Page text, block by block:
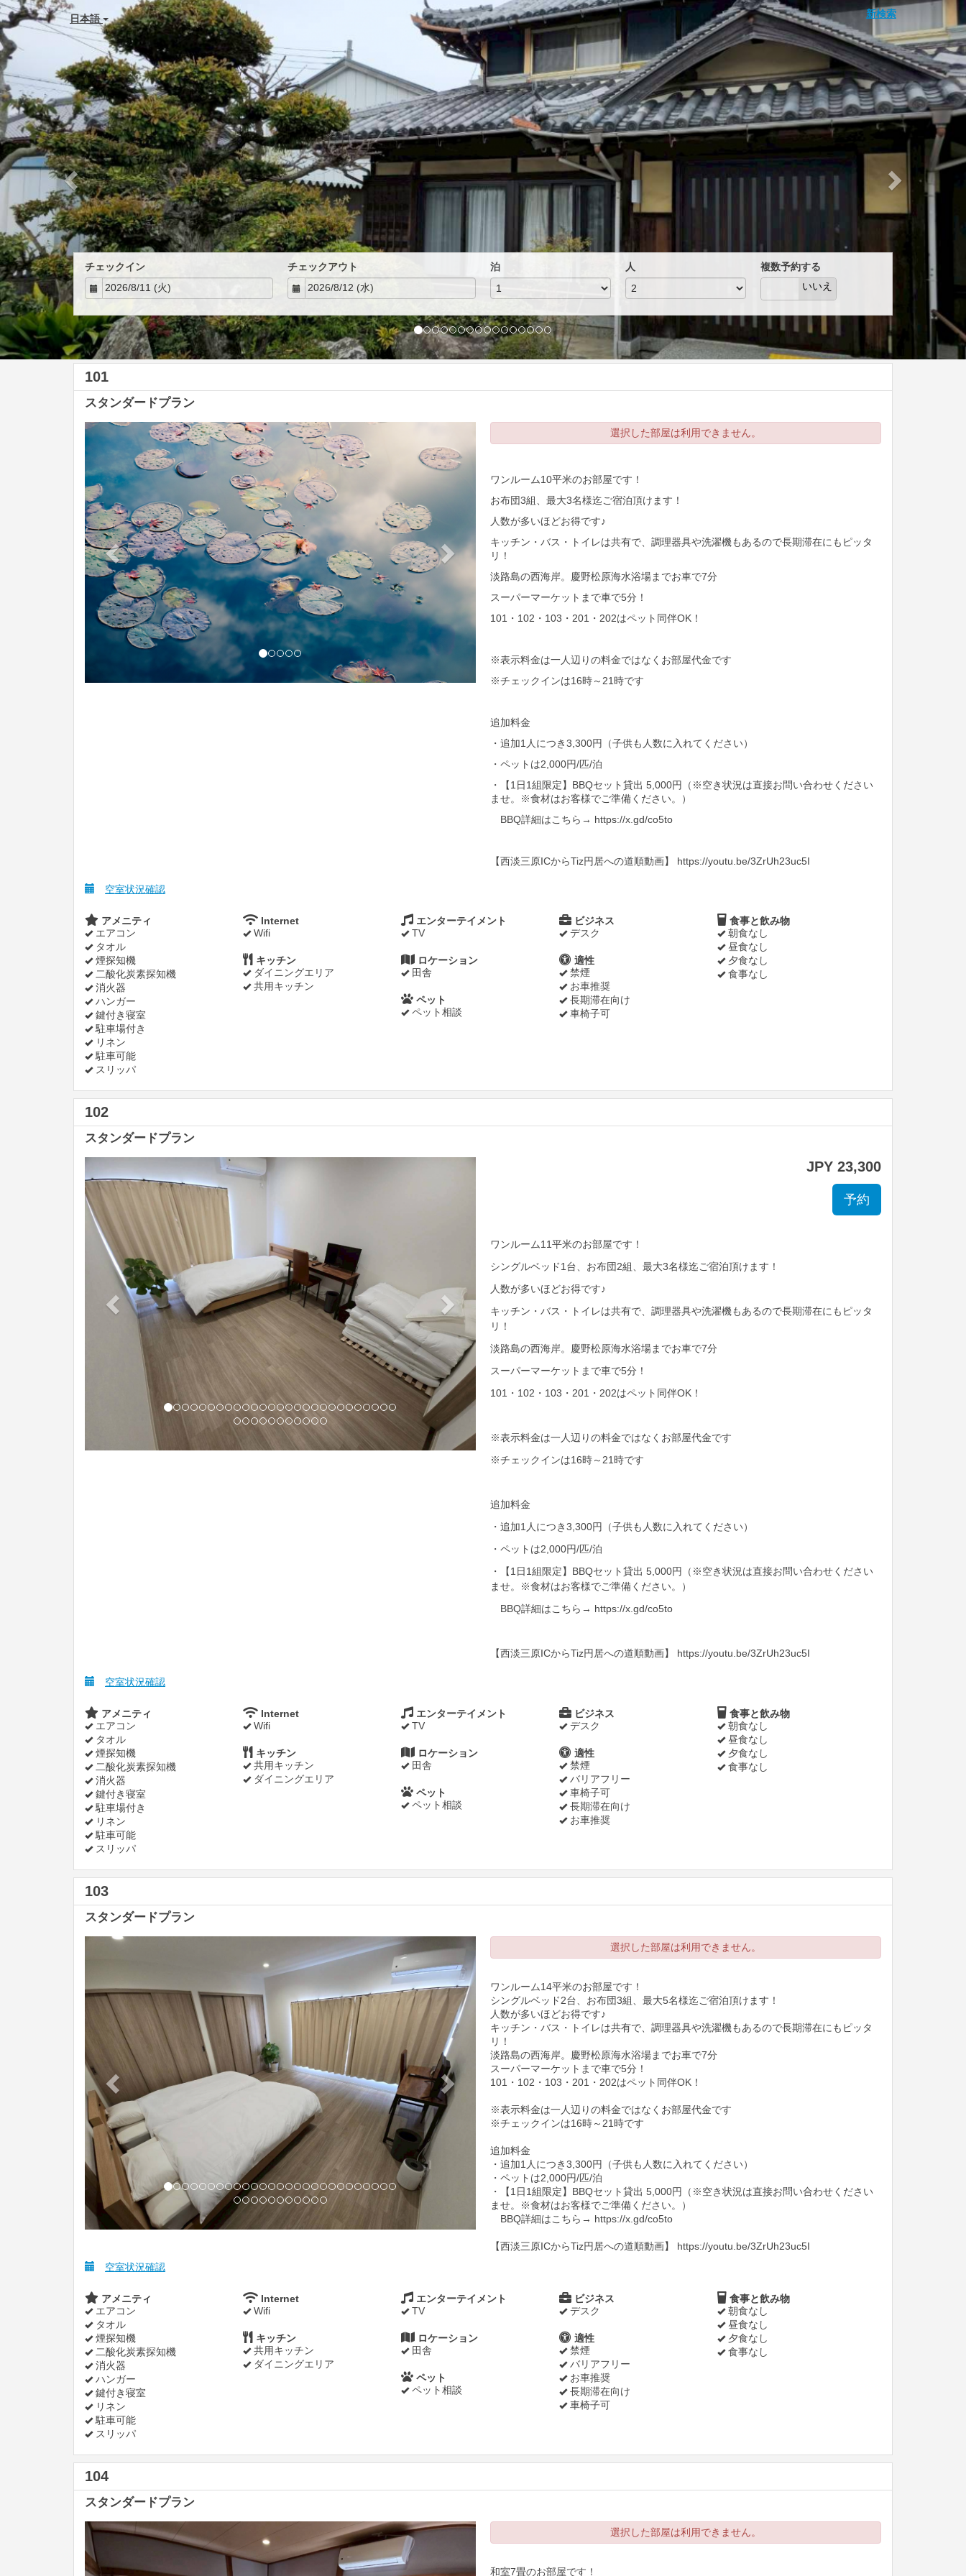
日本語 新検索
Previous Next
チェックイン チェックアウト 泊 人
複数予約する
はい
いいえ
101
スタンダードプラン
Previous 選択した部屋は利用できません。
ワンルーム10平米のお部屋です！
お布団3組、最大3名様迄ご宿泊頂けます！
人数が多いほどお得です♪
キッチン・バス・トイレは共有で、調理器具や洗濯機もあるので長期滞在にもピッタ
リ！
淡路島の西海岸。慶野松原海水浴場までお車で7分
スーパーマーケットまで車で5分！
101・102・103・201・202はペット同伴OK！
※表示料金は一人辺りの料金ではなくお部屋代金です
※チェックインは16時～21時です
追加料金
・追加1人につき3,300円
（子供も人数に入れてください）
・ペットは2,000円/匹/泊
・【1日1組限定】BBQセット貸出 5,000円（※空き状況は直接お問い合わせください
ませ。※食材はお客様でご準備ください。）
BBQ詳細はこちら→ https://x.gd/co5to
【西淡三原ICからTiz円居への道順動画】 https://youtu.be/3ZrUh23uc5I
空室状況確認
アメニティ
エアコン
タオル
煙探知機
二酸化炭素探知機
消火器
ハンガー
鍵付き寝室
駐車場付き
リネン
駐車可能
スリッパ
Internet
Wifi
エンターテイメント
TV
ビジネス
デスク
食事と飲み物
朝食なし
昼食なし
夕食なし
食事なし
キッチン
ダイニングエリア
共用キッチン
ロケーション
田舎
適性
禁煙
お車推奨
長期滞在向け
車椅子可
ペット
ペット相談
102
スタンダードプラン
Previous JPY 23,300
ワンルーム11平米のお部屋です！
シングルベッド1台、お布団2組、最大3名様迄ご宿泊頂けます！
人数が多いほどお得です♪
キッチン・バス・トイレは共有で、調理器具や洗濯機もあるので長期滞在にもピッタ
リ！
淡路島の西海岸。慶野松原海水浴場までお車で7分
スーパーマーケットまで車で5分！
101・102・103・201・202はペット同伴OK！
※表示料金は一人辺りの料金ではなくお部屋代金です
※チェックインは16時～21時です
追加料金
・追加1人につき3,300円（子供も人数に入れてください）
・ペットは2,000円/匹/泊
・【1日1組限定】BBQセット貸出 5,000円（※空き状況は直接お問い合わせください
ませ。※食材はお客様でご準備ください。）
BBQ詳細はこちら→ https://x.gd/co5to
【西淡三原ICからTiz円居への道順動画】 https://youtu.be/3ZrUh23uc5I
空室状況確認
アメニティ
エアコン
タオル
煙探知機
二酸化炭素探知機
消火器
鍵付き寝室
駐車場付き
リネン
駐車可能
スリッパ
Internet
Wifi
エンターテイメント
TV
ビジネス
デスク
食事と飲み物
朝食なし
昼食なし
夕食なし
食事なし
キッチン
共用キッチン
ダイニングエリア
ロケーション
田舎
適性
禁煙
バリアフリー
車椅子可
長期滞在向け
お車推奨
ペット
ペット相談
103
スタンダードプラン
Previous Next 選択した部屋は利用できません。
ワンルーム14平米のお部屋です！
シングルベッド2台、お布団3組、最大5名様迄ご宿泊頂けます！
人数が多いほどお得です♪
キッチン・バス・トイレは共有で、調理器具や洗濯機もあるので長期滞在にもピッタ
リ！
淡路島の西海岸。慶野松原海水浴場までお車で7分
スーパーマーケットまで車で5分！
101・102・103・201・202はペット同伴OK！
※表示料金は一人辺りの料金ではなくお部屋代金です
※チェックインは16時～21時です
追加料金
・追加1人につき3,300円（子供も人数に入れてください）
・ペットは2,000円/匹/泊
・【1日1組限定】BBQセット貸出 5,000円（※空き状況は直接お問い合わせください
ませ。※食材はお客様でご準備ください。）
BBQ詳細はこちら→ https://x.gd/co5to
【西淡三原ICからTiz円居への道順動画】 https://youtu.be/3ZrUh23uc5I
空室状況確認
アメニティ
エアコン
タオル
煙探知機
二酸化炭素探知機
消火器
ハンガー
鍵付き寝室
リネン
駐車可能
スリッパ
Internet
Wifi
エンターテイメント
TV
ビジネス
デスク
食事と飲み物
朝食なし
昼食なし
夕食なし
食事なし
キッチン
共用キッチン
ダイニングエリア
ロケーション
田舎
適性
禁煙
バリアフリー
お車推奨
長期滞在向け
車椅子可
ペット
ペット相談
104
スタンダードプラン
Previous Next 選択した部屋は利用できません。
和室7畳のお部屋です！